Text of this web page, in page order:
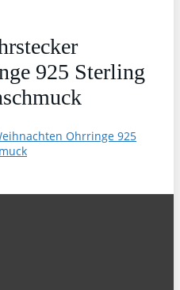
925 Sterling